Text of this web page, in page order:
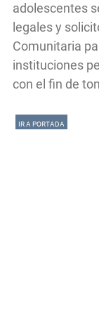
adolescentes
legales y
Comunitaria
instituciones
con el fin de
IR A PORTADA